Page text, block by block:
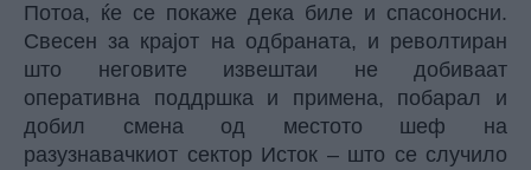
Потоа, ќе се покаже дека биле и спасоносни.
Свесен за крајот на одбраната, и револтиран
што неговите извештаи не добиваат
оперативна поддршка и примена, побарал и
добил смена од местото шеф на
разузнавачкиот сектор Исток – што се случило